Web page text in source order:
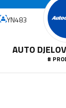
YN483
AUTO
#